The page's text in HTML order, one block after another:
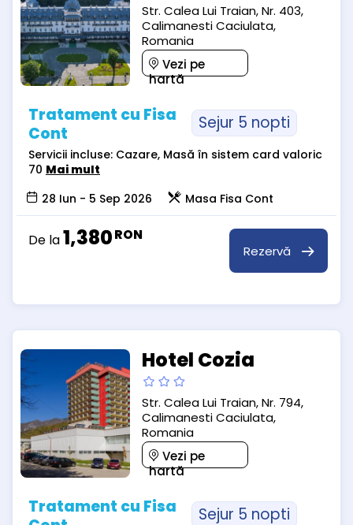
Str. Calea Lui Traian, Nr. 403,
Calimanesti Caciulata,
Romania
Vezi pe
hartă
Tratament cu Fisa
Cont
Sejur 5 nopti
Servicii incluse: Cazare, Masă în sistem card valoric
70 Mai mult
28 Iun - 5 Sep 2026
Masa Fisa Cont
De la1,380RON
Rezervă
Hotel Cozia
Str. Calea Lui Traian, Nr. 794,
Calimanesti Caciulata,
Romania
Vezi pe
hartă
Tratament cu Fisa
Sejur 5 nopti